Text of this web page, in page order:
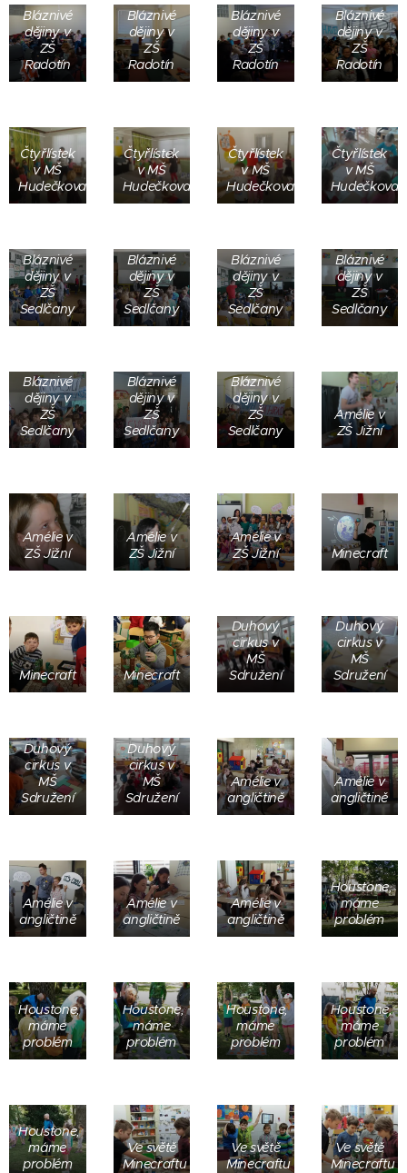
Bláznivé
dějiny v
ZŠ
Radotín
Bláznivé
dějiny v
ZŠ
Radotín
Bláznivé
dějiny v
ZŠ
Radotín
Bláznivé
dějiny v
ZŠ
Radotín
Čtyřlístek
v MŠ
Hudečkova
Čtyřlístek
v MŠ
Hudečkova
Čtyřlístek
v MŠ
Hudečkova
Čtyřlístek
v MŠ
Hudečkova
Bláznivé
dějiny v
ZŠ
Sedlčany
Bláznivé
dějiny v
ZŠ
Sedlčany
Bláznivé
dějiny v
ZŠ
Sedlčany
Bláznivé
dějiny v
ZŠ
Sedlčany
Bláznivé
dějiny v
ZŠ
Sedlčany
Bláznivé
dějiny v
ZŠ
Sedlčany
Bláznivé
dějiny v
ZŠ
Sedlčany
Amélie v
ZŠ Jižní
Amélie v
ZŠ Jižní
Amélie v
ZŠ Jižní
Amélie v
ZŠ Jižní
Minecraft
Minecraft Minecraft
Duhový
cirkus v
MŠ
Sdružení
Duhový
cirkus v
MŠ
Sdružení
Duhový
cirkus v
MŠ
Sdružení
Duhový
cirkus v
MŠ
Sdružení
Amélie v
angličtině
Amélie v
angličtině
Amélie v
angličtině
Amélie v
angličtině
Amélie v
angličtině
Houstone,
máme
problém
Houstone,
máme
problém
Houstone,
máme
problém
Houstone,
máme
problém
Houstone,
máme
problém
Houstone,
máme
problém
Ve světě
Minecraftu
Ve světě
Minecraftu
Ve světě
Minecraftu